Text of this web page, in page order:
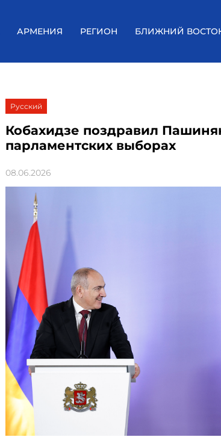
АРМЕНИЯ РЕГИОН БЛИЖНИЙ
Русский
Кобахидзе поздравил
парламентских выборах
08.06.2026